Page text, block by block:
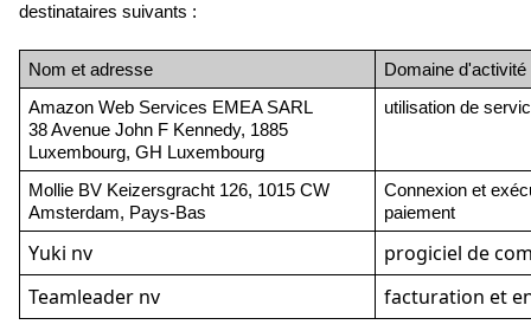
destinataires suivants :
Nom et adresse
Domaine d'activité
Amazon Web Services EMEA SARL
38 Avenue John F Kennedy, 1885
Luxembourg, GH Luxembourg
utilisation de
Mollie BV Keizersgracht 126, 1015 CW
Amsterdam, Pays-Bas
Connexion et
paiement
Yuki nv
progiciel de
Teamleader nv
facturation et